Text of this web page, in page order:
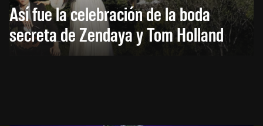
Así fue la celebración de la boda
secreta de Zendaya y Tom Holland